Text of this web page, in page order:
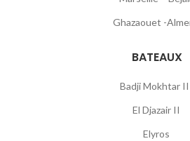
Ghazaouet -
BATEAUX
Badji Mokhtar
El Djazair II
Elyros